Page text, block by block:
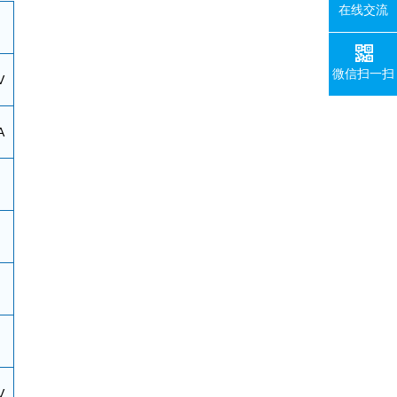
在线交流
微信扫一扫